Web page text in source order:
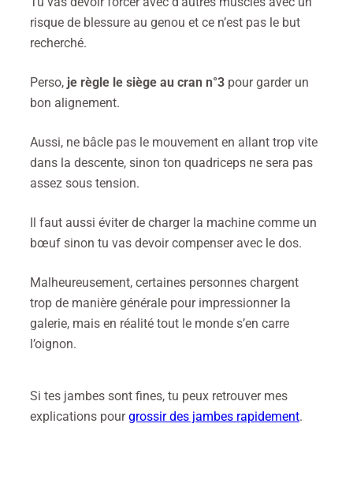
risque de blessure au genou et ce n’est pas le but
recherché.
Perso, je règle le siège au cran n°3 pour garder un
bon alignement.
Aussi, ne bâcle pas le mouvement en allant trop vite
dans la descente, sinon ton quadriceps ne sera pas
assez sous tension.
Il faut aussi éviter de charger la machine comme un
bœuf sinon tu vas devoir compenser avec le dos.
Malheureusement, certaines personnes chargent
trop de manière générale pour impressionner la
galerie, mais en réalité tout le monde s’en carre
l’oignon.
Si tes jambes sont fines, tu peux retrouver mes
explications pourgrossir des jambes rapidement.